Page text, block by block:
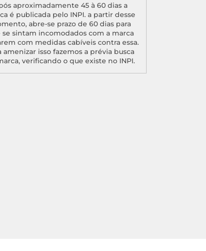
aproximadamente 45 à 60 dias a
é publicada pelo INPI. a partir desse
abre-se prazo de 60 dias para
se sintam incomodados com a marca
com medidas cabíveis contra essa.
amenizar isso fazemos a prévia busca
verificando o que existe no INPI.